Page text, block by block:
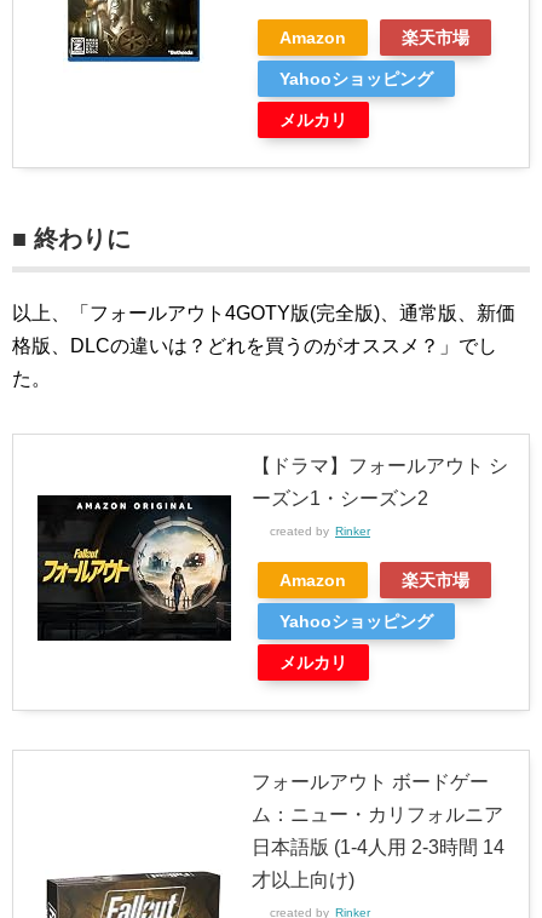
Amazon 楽天市場
Yahooショッピング
メルカリ
■ 終わりに
以上、「フォールアウト4GOTY版(完全版)、通常版、新価
格版、DLCの違いは？どれを買うのがオススメ？」でし
た。
【ドラマ】フォールアウト シ
ーズン1・シーズン2
created by Rinker
Amazon 楽天市場
Yahooショッピング
メルカリ
フォールアウト ボードゲー
ム：ニュー・カリフォルニア
日本語版 (1-4人用 2-3時間 14
才以上向け)
created by Rinker